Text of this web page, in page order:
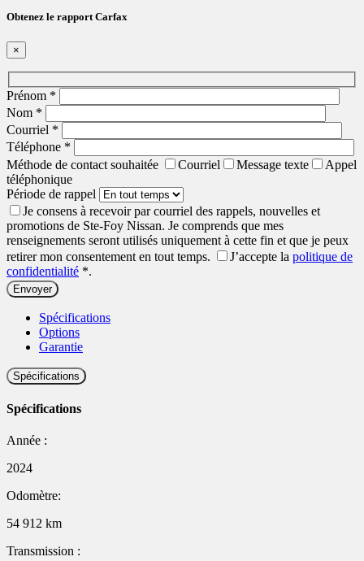
Obtenez le rapport Carfax
×
Prénom *
Nom *
Courriel *
Téléphone *
Méthode de contact souhaitée
Courriel Message texte
Appel
téléphonique
Période de rappel
Je consens à recevoir par courriel des rappels, nouvelles et
promotions de Ste-Foy Nissan. Je comprends que mes
renseignements seront utilisés uniquement à cette fin et que je peux
retirer mon consentement en tout temps.
J’accepte la politique de
confidentialité *.
Spécifications
Options
Garantie
Spécifications
Spécifications
Année :
2024
Odomètre:
54 912 km
Transmission :